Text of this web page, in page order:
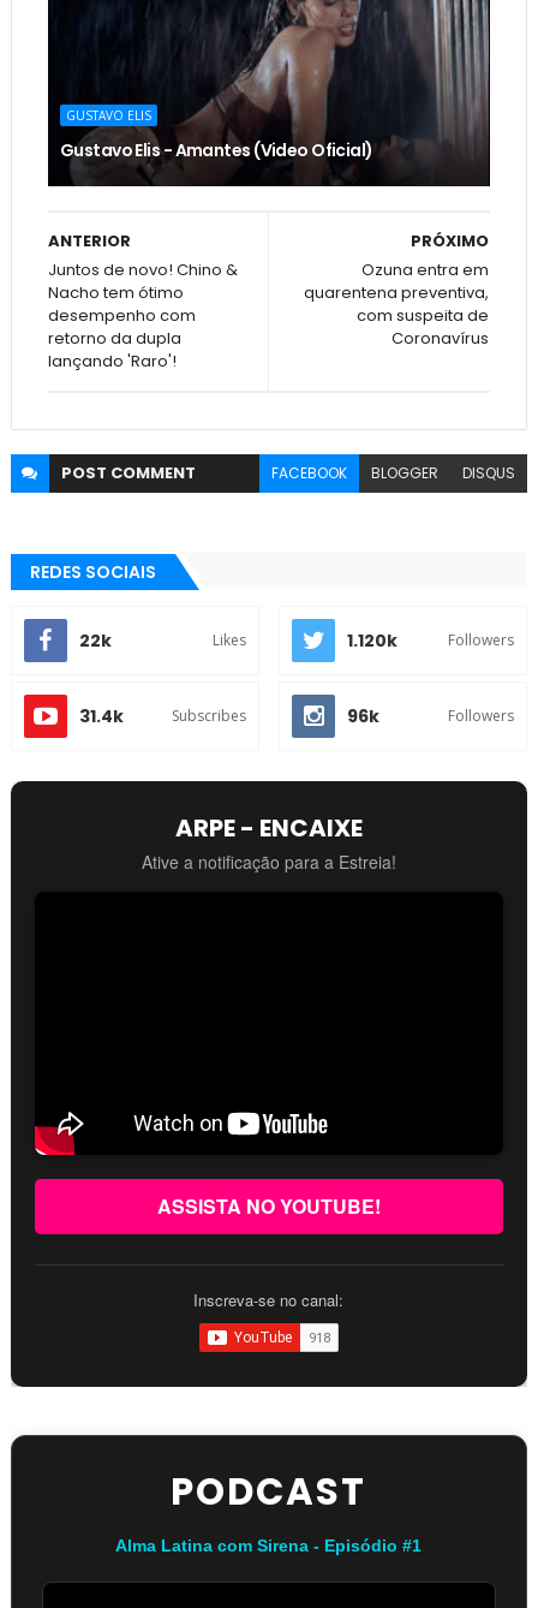
GUSTAVO ELIS
Gustavo Elis - Amantes (Video Oficial)
PRÓXIMO
Ozuna entra em
quarentena preventiva,
com suspeita de
Coronavírus
ANTERIOR
Juntos de novo! Chino &
Nacho tem ótimo
desempenho com
retorno da dupla
lançando 'Raro'!
POST COMMENT FACEBOOK BLOGGER DISQUS
REDES SOCIAIS
22k Likes 1.120k Followers
31.4k Subscribes 96k Followers
ARPE - ENCAIXE
Ative a notificação para a Estreia!
ASSISTA NO YOUTUBE!
Inscreva-se no canal:
PODCAST
Alma Latina com Sirena - Episódio #1